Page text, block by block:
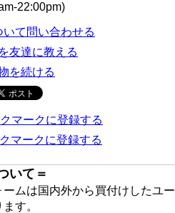
22:00pm)
いて問い合わせる
友達に教える
を続ける
マークに登録する
マークに登録する
いて＝
ムは国内外から買付けしたユー
す。